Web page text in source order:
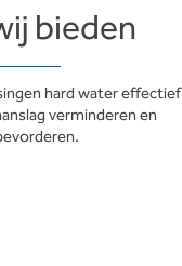
bieden
hard water effectief
verminderen en